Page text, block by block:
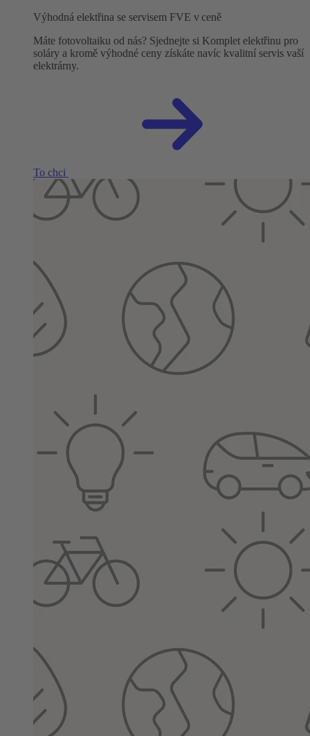
Výhodná elektřina se servisem FVE v ceně
Máte fotovoltaiku od nás? Sjednejte si Komplet elektřinu pro
soláry a kromě výhodné ceny získáte navíc kvalitní servis vaší
elektrárny.
To chci